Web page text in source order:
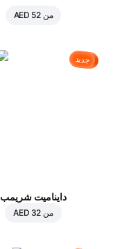
منAED 52
جديد
دايناميت شريمب
من AED 32